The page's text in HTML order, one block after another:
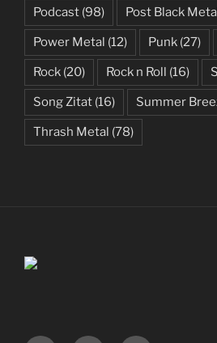
Podcast (98) Post Black Metal
Power Metal (12) Punk (27)
Rock (20) Rock n Roll (16)
Song Zitat (16) Summer
Thrash Metal (78)